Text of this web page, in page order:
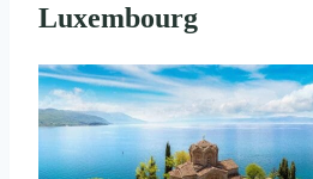
Luxembourg